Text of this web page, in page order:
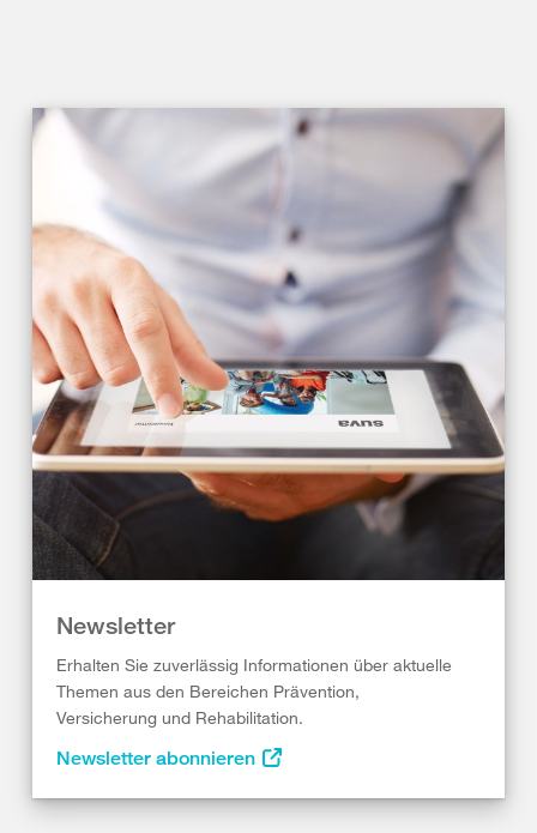
Newsletter
Erhalten Sie zuverlässig Informationen über aktuelle
Themen aus den Bereichen Prävention,
Versicherung und Rehabilitation.
Newsletter abonnieren